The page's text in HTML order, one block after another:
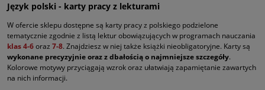
Język polski - karty pracy z lekturami
W ofercie sklepu dostępne są karty pracy z polskiego podzielone
tematycznie zgodnie z listą lektur obowiązujących w programach nauczania
klas 4-6oraz 7-8. Znajdziesz w niej także książki nieobligatoryjne. Karty są
wykonane precyzyjnie oraz z dbałością o najmniejsze szczegóły.
Kolorowe motywy przyciągają wzrok oraz ułatwiają zapamiętanie zawartych
na nich informacji.